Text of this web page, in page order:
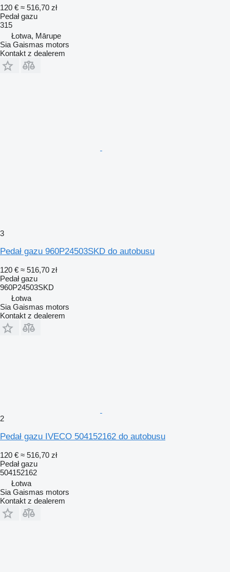
120 € ≈ 516,70 zł
Pedał gazu
315
Łotwa, Mārupe
Sia Gaismas motors
Kontakt z dealerem
3
Pedał gazu 960P24503SKD do autobusu
120 € ≈ 516,70 zł
Pedał gazu
960P24503SKD
Łotwa
Sia Gaismas motors
Kontakt z dealerem
2
Pedał gazu IVECO 504152162 do autobusu
120 € ≈ 516,70 zł
Pedał gazu
504152162
Łotwa
Sia Gaismas motors
Kontakt z dealerem